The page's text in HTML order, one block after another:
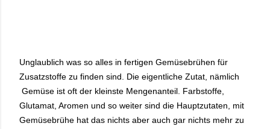
Unglaublich was so alles in fertigen Gemüsebrühen für
Zusatzstoffe zu finden sind. Die eigentliche Zutat, nämlich
Gemüse ist oft der kleinste Mengenanteil. Farbstoffe,
Glutamat, Aromen und so weiter sind die Hauptzutaten, mit
Gemüsebrühe hat das nichts aber auch gar nichts mehr zu